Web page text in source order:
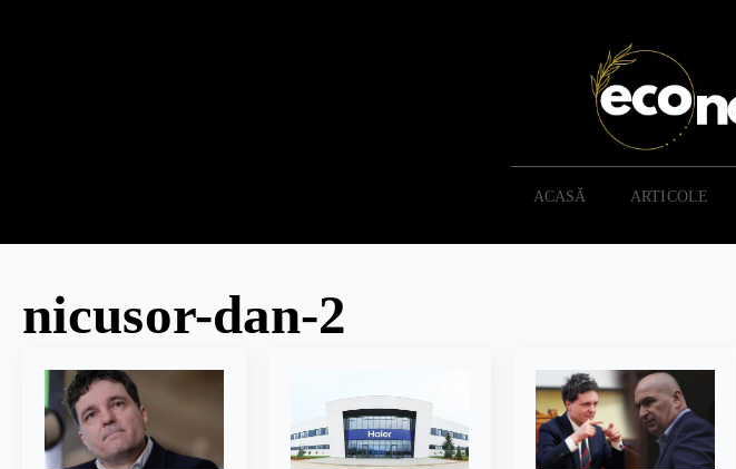
ACASĂ ARTICOLE
nicusor-dan-2